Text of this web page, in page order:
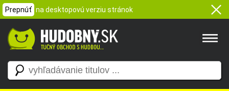
Prepnúť na desktopovú verziu stránok